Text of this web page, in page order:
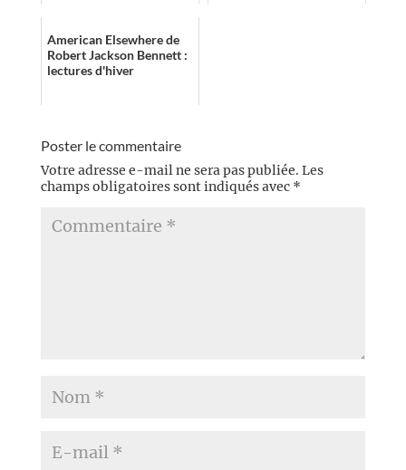
American Elsewhere de
Robert Jackson Bennett :
lectures d'hiver
Poster le commentaire
Votre adresse e-mail ne sera pas publiée. Les
champs obligatoires sont indiqués avec *